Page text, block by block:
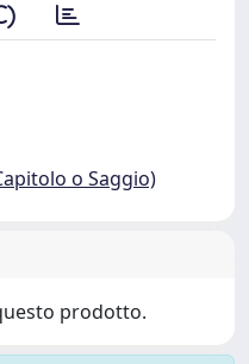
o Saggio)
prodotto.